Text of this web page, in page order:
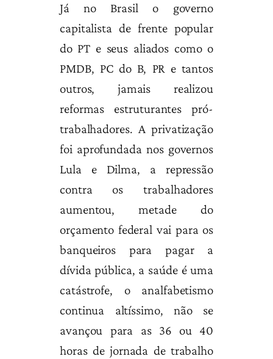
Já no Brasil o governo
capitalista de frente popular
do PT e seus aliados como o
PMDB, PC do B, PR e tantos
outros, jamais realizou
reformas estruturantes pró-
trabalhadores. A privatização
foi aprofundada nos governos
Lula e Dilma, a repressão
contra os trabalhadores
aumentou, metade do
orçamento federal vai para os
banqueiros para pagar a
dívida pública, a saúde é uma
catástrofe, o analfabetismo
continua altíssimo, não se
avançou para as 36 ou 40
horas de jornada de trabalho